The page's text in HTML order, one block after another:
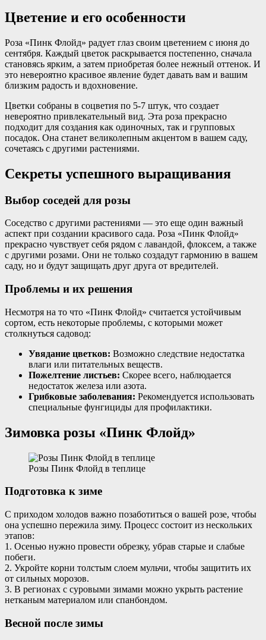
Цветение и его особенности
Роза «Пинк Флойд» радует глаз своим цветением с июня до
сентября. Каждый цветок раскрывается постепенно, сначала
становясь ярким, а затем приобретая более нежный оттенок. И
это невероятно красивое явление будет давать вам и вашим
близким радость и вдохновение.
Цветки собраны в соцветия по 5-7 штук, что создает
невероятно привлекательный вид. Эта роза прекрасно
подходит для создания как одиночных, так и групповых
посадок. Она станет великолепным акцентом в вашем саду,
сочетаясь с другими растениями.
Секреты успешного выращивания
Выбор соседей для розы
Соседство с другими растениями — это еще один важный
аспект при создании красивого сада. Роза «Пинк Флойд»
прекрасно чувствует себя рядом с лавандой, флоксем, а также
с другими розами. Они не только создадут гармонию в вашем
саду, но и будут защищать друг друга от вредителей.
Проблемы и их решения
Несмотря на то что «Пинк Флойд» считается устойчивым
сортом, есть некоторые проблемы, с которыми может
столкнуться садовод:
Увядание цветков: Возможно следствие недостатка
влаги или питательных веществ.
Пожелтение листьев: Скорее всего, наблюдается
недостаток железа или азота.
Грибковые заболевания: Рекомендуется использовать
специальные фунгициды для профилактики.
Зимовка розы «Пинк Флойд»
Розы Пинк Флойд в теплице
Подготовка к зиме
С приходом холодов важно позаботиться о вашей розе, чтобы
она успешно пережила зиму. Процесс состоит из нескольких
этапов:
1. Осенью нужно провести обрезку, убрав старые и слабые
побеги.
2. Укройте корни толстым слоем мульчи, чтобы защитить их
от сильных морозов.
3. В регионах с суровыми зимами можно укрыть растение
нетканым материалом или спанбондом.
Весной после зимы